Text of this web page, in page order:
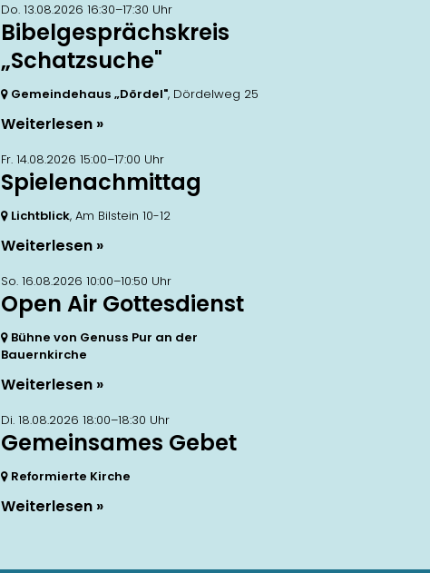
Do. 13.08.2026 16:30–17:30 Uhr
Bibelgesprächskreis
„Schatzsuche"
Gemeindehaus „Dördel", Dördelweg 25
Weiterlesen
Fr. 14.08.2026 15:00–17:00 Uhr
Spielenachmittag
Lichtblick, Am Bilstein 10-12
Weiterlesen
So. 16.08.2026 10:00–10:50 Uhr
Open Air Gottesdienst
Bühne von Genuss Pur an der
Bauernkirche
Weiterlesen
Di. 18.08.2026 18:00–18:30 Uhr
Gemeinsames Gebet
Reformierte Kirche
Weiterlesen